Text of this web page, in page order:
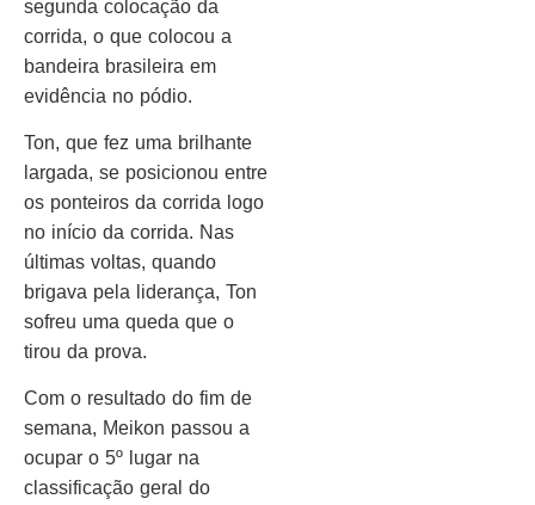
segunda colocação da
corrida, o que colocou a
bandeira brasileira em
evidência no pódio.
Ton, que fez uma brilhante
largada, se posicionou entre
os ponteiros da corrida logo
no início da corrida. Nas
últimas voltas, quando
brigava pela liderança, Ton
sofreu uma queda que o
tirou da prova.
Com o resultado do fim de
semana, Meikon passou a
ocupar o 5º lugar na
classificação geral do